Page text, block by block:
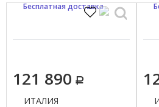
121 890
ИТАЛИЯ
Бесплатная доставка